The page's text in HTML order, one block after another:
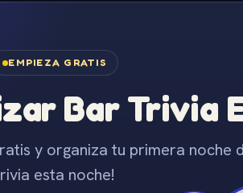
EMPIEZA GRATIS
Bar Trivia
y organiza tu primera noche
esta noche!